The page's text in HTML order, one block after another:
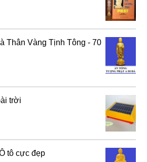
Thân Vàng Tịnh Tông - 70
trời
tô cực đẹp